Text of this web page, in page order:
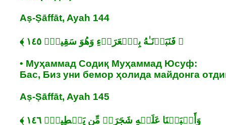
Aṣ-Ṣāffāt, Ayah 144
• Муҳаммад Содиқ Муҳаммад Юсуф:
Бас, Биз уни бемор ҳолида майдонга
Aṣ-Ṣāffāt, Ayah 145